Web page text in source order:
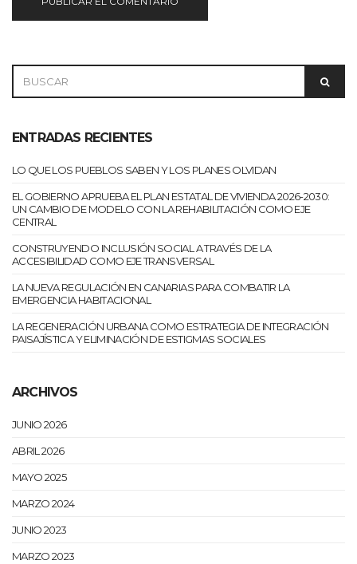
FOR:
ENTRADAS RECIENTES
LO QUE LOS PUEBLOS SABEN Y LOS PLANES OLVIDAN
EL GOBIERNO APRUEBA EL PLAN ESTATAL DE VIVIENDA 2026-2030:
UN CAMBIO DE MODELO CON LA REHABILITACIÓN COMO EJE
CENTRAL
CONSTRUYENDO INCLUSIÓN SOCIAL A TRAVÉS DE LA
ACCESIBILIDAD COMO EJE TRANSVERSAL
LA NUEVA REGULACIÓN EN CANARIAS PARA COMBATIR LA
EMERGENCIA HABITACIONAL
LA REGENERACIÓN URBANA COMO ESTRATEGIA DE INTEGRACIÓN
PAISAJÍSTICA Y ELIMINACIÓN DE ESTIGMAS SOCIALES
ARCHIVOS
JUNIO 2026
ABRIL 2026
MAYO 2025
MARZO 2024
JUNIO 2023
MARZO 2023